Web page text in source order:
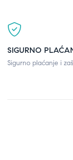
SIGURNO
Sigurno plaćanje i